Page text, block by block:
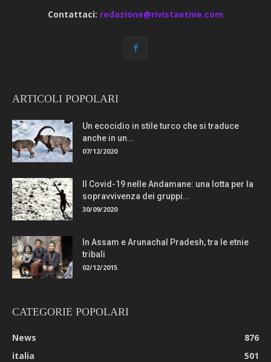
Contattaci: redazione@rivistaetnie.com
ARTICOLI POPOLARI
Un ecocidio in stile turco che si traduce
anche in un...
07/12/2020
Il Covid-19 nelle Andamane: una lotta per la
sopravvivenza dei gruppi...
30/09/2020
In Assam e Arunachal Pradesh, tra le etnie
tribali
02/12/2015
CATEGORIE POPOLARI
News
876
italia
501